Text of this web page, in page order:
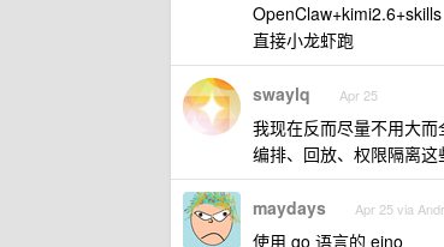
OpenClaw+kimi2.6+skills
直接小龙虾跑
swaylq Apr 25
我现在反而尽量不用大
编排、回放、权限隔离这
maydays Apr 25 via
使用 go 语言的 eino